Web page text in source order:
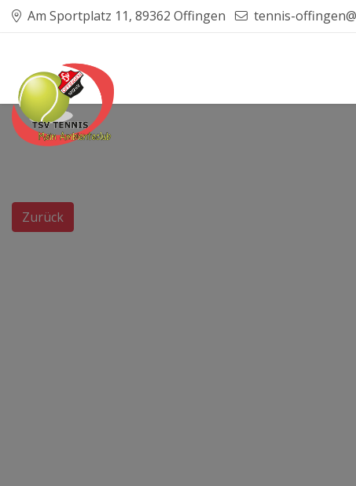
Am Sportplatz 11, 89362 Offingen tennis-
Zurück